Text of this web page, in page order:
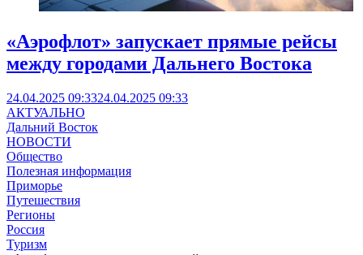
«Аэрофлот» запускает прямые рейсы
между городами Дальнего Востока
24.04.2025 09:3324.04.2025 09:33
АКТУАЛЬНО
Дальний Восток
НОВОСТИ
Общество
Полезная информация
Приморье
Путешествия
Регионы
Россия
Туризм